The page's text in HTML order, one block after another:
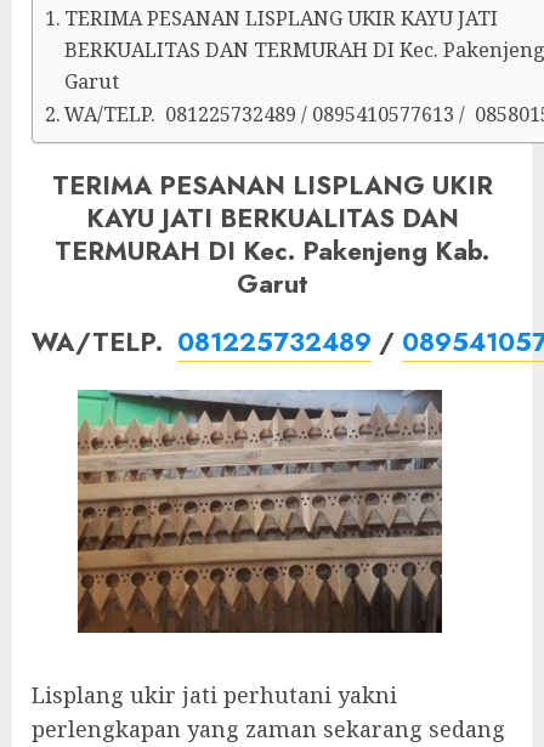
TERIMA PESANAN LISPLANG UKIR KAYU JATI
BERKUALITAS DAN TERMURAH DI Kec.
Garut
WA/TELP. 081225732489 / 0895410577613 /
TERIMA PESANAN LISPLANG UKIR
KAYU JATI BERKUALITAS DAN
TERMURAH DI Kec. Pakenjeng Kab.
Garut
WA/TELP. 081225732489 /
Lisplang ukir jati perhutani yakni
perlengkapan yang zaman sekarang sedang